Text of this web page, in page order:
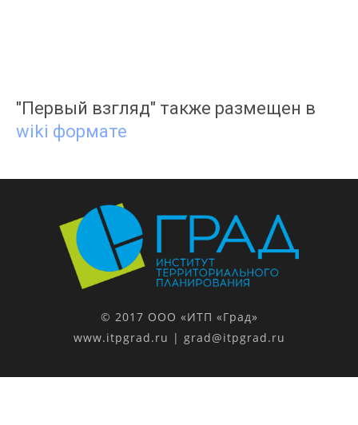
"Первый взгляд" также размещен в
wiki формате
© 2017 ООО «ИТП «Град»
www.itpgrad.ru | grad@itpgrad.ru